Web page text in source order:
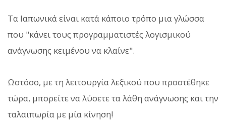
Τα Ιαπωνικά είναι κατά κάποιο τρόπο μια γλώσσα
που "κάνει τους προγραμματιστές λογισμικού
ανάγνωσης κειμένου να κλαίνε".
Ωστόσο, με τη λειτουργία λεξικού που προστέθηκε
τώρα, μπορείτε να λύσετε τα λάθη ανάγνωσης και την
ταλαιπωρία με μία κίνηση!